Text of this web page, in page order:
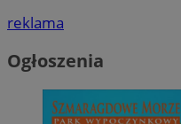
reklama
Ogłoszenia